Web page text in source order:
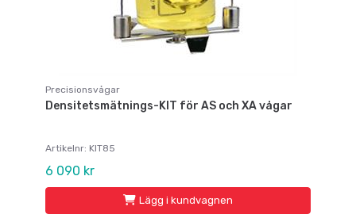
Precisionsvågar
Densitetsmätnings-KIT för AS och XA vågar
Artikelnr: KIT85
6 090 kr
Lägg i kundvagnen